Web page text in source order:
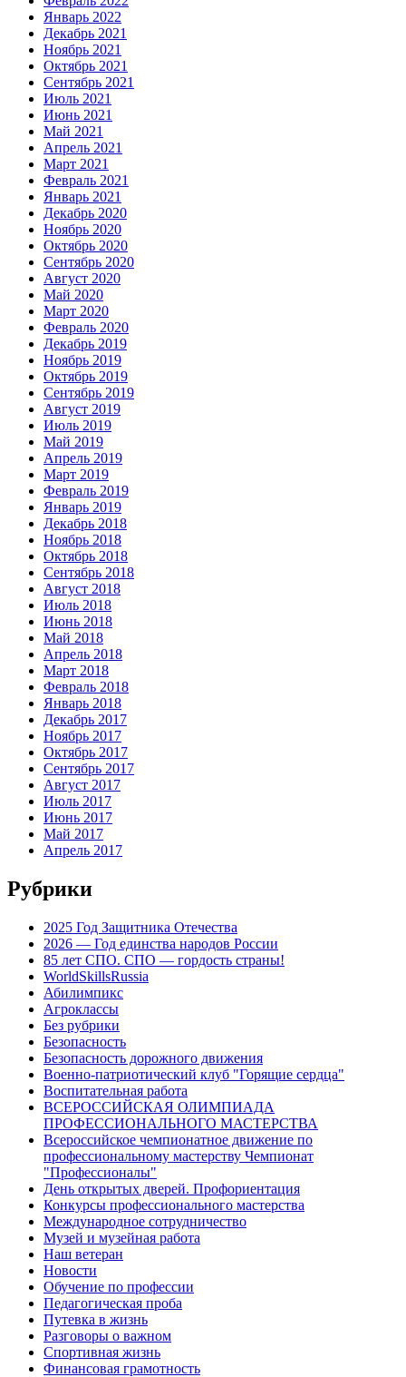
Январь 2022
Декабрь 2021
Ноябрь 2021
Октябрь 2021
Сентябрь 2021
Июль 2021
Июнь 2021
Май 2021
Апрель 2021
Март 2021
Февраль 2021
Январь 2021
Декабрь 2020
Ноябрь 2020
Октябрь 2020
Сентябрь 2020
Август 2020
Май 2020
Март 2020
Февраль 2020
Декабрь 2019
Ноябрь 2019
Октябрь 2019
Сентябрь 2019
Август 2019
Июль 2019
Май 2019
Апрель 2019
Март 2019
Февраль 2019
Январь 2019
Декабрь 2018
Ноябрь 2018
Октябрь 2018
Сентябрь 2018
Август 2018
Июль 2018
Июнь 2018
Май 2018
Апрель 2018
Март 2018
Февраль 2018
Январь 2018
Декабрь 2017
Ноябрь 2017
Октябрь 2017
Сентябрь 2017
Август 2017
Июль 2017
Июнь 2017
Май 2017
Апрель 2017
Рубрики
2025 Год Защитника Отечества
2026 — Год единства народов России
85 лет СПО. СПО — гордость страны!
WorldSkillsRussia
Абилимпикс
Агроклассы
Без рубрики
Безопасность
Безопасность дорожного движения
Военно-патриотический клуб "Горящие сердца"
Воспитательная работа
ВСЕРОССИЙСКАЯ ОЛИМПИАДА
ПРОФЕССИОНАЛЬНОГО МАСТЕРСТВА
Всероссийское чемпионатное движение по
профессиональному мастерству Чемпионат
"Профессионалы"
День открытых дверей. Профориентация
Конкурсы профессионального мастерства
Международное сотрудничество
Музей и музейная работа
Наш ветеран
Новости
Обучение по профессии
Педагогическая проба
Путевка в жизнь
Разговоры о важном
Спортивная жизнь
Финансовая грамотность